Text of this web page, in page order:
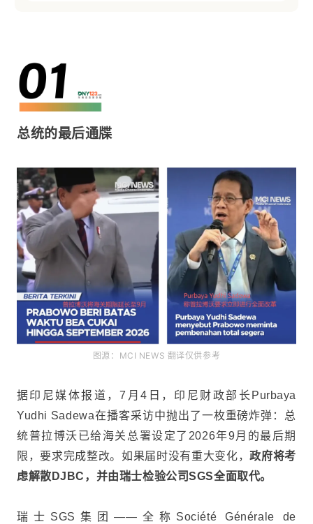
总统的最后通牒
图源：MCI NEWS 翻译仅供参考
据印尼媒体报道，7月4日，印尼财政部长Purbaya
Yudhi Sadewa在播客采访中抛出了一枚重磅炸弹：总
统普拉博沃已给海关总署设定了2026年9月的最后期
限，要求完成整改。如果届时没有重大变化，政府将考
虑解散DJBC，并由瑞士检验公司SGS全面取代。
瑞士SGS集团——全称Société Générale de